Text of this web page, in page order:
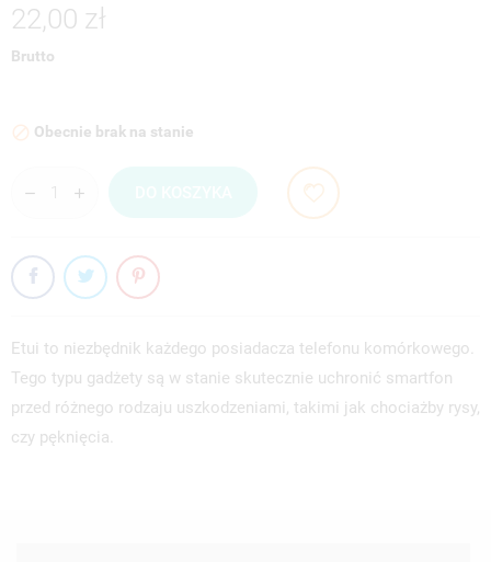
22,00 zł
Brutto
 Obecnie brak na stanie
Etui to niezbędnik każdego posiadacza telefonu komórkowego.
Tego typu gadżety są w stanie skutecznie uchronić smartfon
przed różnego rodzaju uszkodzeniami, takimi jak chociażby rysy,
czy pęknięcia.